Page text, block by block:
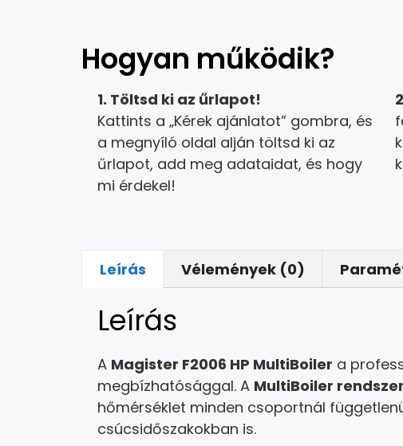
Hogyan működik?
1. Töltsd ki az űrlapot!
Kattints a „Kérek ajánlatot” gombra, és
a megnyíló oldal alján töltsd ki az
űrlapot, add meg adataidat, és hogy
mi érdekel!
Leírás Vélemények (0)
Leírás
A Magister F2006 HP MultiBoiler a
megbízhatósággal. A MultiBoiler rendszer
hőmérséklet minden csoportnál
csúcsidőszakokban is.